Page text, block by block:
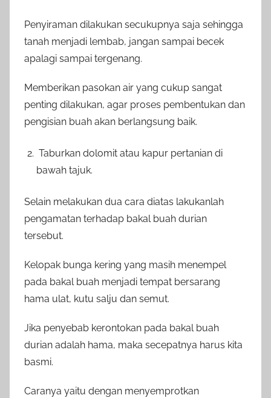
Penyiraman dilakukan secukupnya saja sehingga
tanah menjadi lembab, jangan sampai becek
apalagi sampai tergenang.
Memberikan pasokan air yang cukup sangat
penting dilakukan, agar proses pembentukan dan
pengisian buah akan berlangsung baik.
Taburkan dolomit atau kapur pertanian di
bawah tajuk.
Selain melakukan dua cara diatas lakukanlah
pengamatan terhadap bakal buah durian
tersebut.
Kelopak bunga kering yang masih menempel
pada bakal buah menjadi tempat bersarang
hama ulat, kutu salju dan semut.
Jika penyebab kerontokan pada bakal buah
durian adalah hama, maka secepatnya harus kita
basmi.
Caranya yaitu dengan menyemprotkan